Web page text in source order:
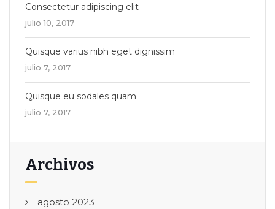
Consectetur adipiscing elit
julio 10, 2017
Quisque varius nibh eget dignissim
julio 7, 2017
Quisque eu sodales quam
julio 7, 2017
Archivos
agosto 2023